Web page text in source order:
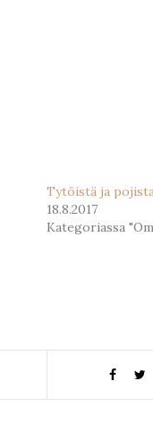
Tytöistä ja
18.8.2017
Kategoriassa